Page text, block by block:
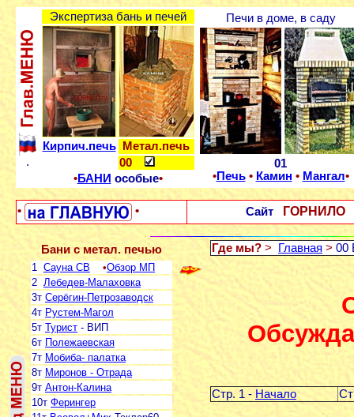
.
Экспертиза бань и печей
Кирпич.печь
Метал.печь
00
•БАНИ особые•
Печи в доме, в саду
01
•Печь • Камин • Мангал•
• • Сайт ГОРНИЛО
Бани с метал. печью
1 Сауна СВ •Обзор МП
2 Лебедев-Малаховка
3т Серёгин-Петрозаводск
4т Рустем-Магол
5т Турист - ВИП
6т Полежаевская
7т Мобиба- палатка
8т Миронов - Отрада
9т Антон-Калина
10т Ферингер
Где мы? > Главная > 00
Стр. 1 - Начало